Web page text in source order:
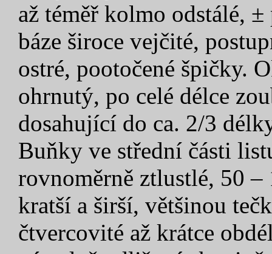
až téměř kolmo odstálé,
báze široce vejčité,
ostré, pootočené špičky.
ohrnutý, po celé délce
dosahující do ca. 2/3
Buňky ve střední části
rovnoměrně ztlustlé, 50
kratší a širší, většinou
čtvercovité až krátce